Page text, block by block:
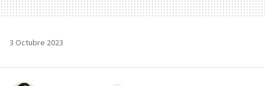
3 Octubre 2023